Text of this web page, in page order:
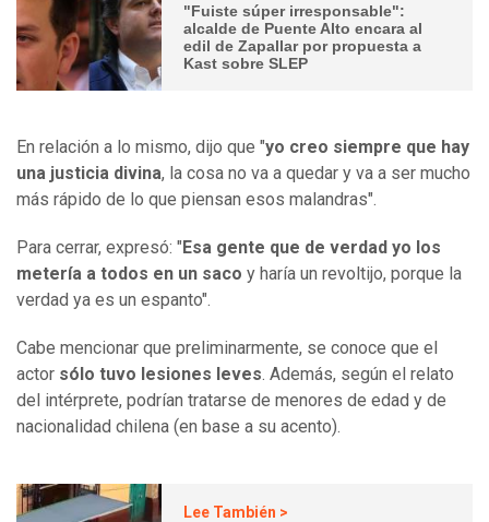
"Fuiste súper irresponsable":
alcalde de Puente Alto encara al
edil de Zapallar por propuesta a
Kast sobre SLEP
En relación a lo mismo, dijo que "yo creo siempre que hay
una justicia divina, la cosa no va a quedar y va a ser mucho
más rápido de lo que piensan esos malandras".
Para cerrar, expresó: "Esa gente que de verdad yo los
metería a todos en un saco y haría un revoltijo, porque la
verdad ya es un espanto".
Cabe mencionar que preliminarmente, se conoce que el
actor sólo tuvo lesiones leves. Además, según el relato
del intérprete, podrían tratarse de menores de edad y de
nacionalidad chilena (en base a su acento).
Lee También >